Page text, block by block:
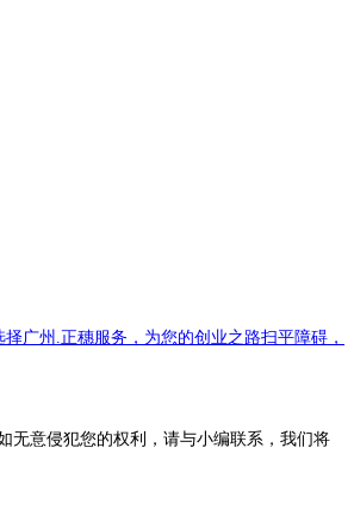
广州.正穗服务，为您的创业之路扫平障碍，
无意侵犯您的权利，请与小编联系，我们将